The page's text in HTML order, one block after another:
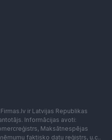
ir Latvijas Republikas
Informācijas avoti:
Maksātnespējas
faktisko datu reģistrs, u.c..